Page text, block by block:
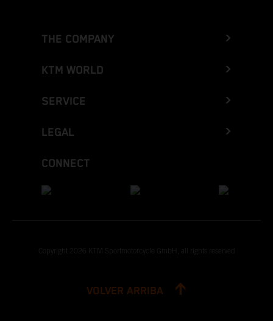
THE COMPANY
KTM WORLD
SERVICE
LEGAL
CONNECT
Copyright 2026 KTM Sportmotorcycle GmbH, all rights reserved
VOLVER ARRIBA